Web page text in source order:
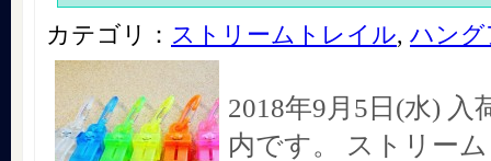
カテゴリ： ストリームトレイル, ハン
2018年9月5日(水) 入
内です。 ストリー